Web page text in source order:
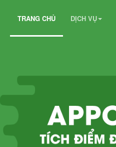
TRANG CHỦ DỊCH VỤ